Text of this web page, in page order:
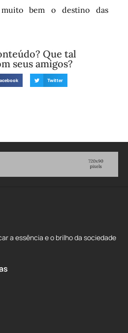
bem o destino das
Que tal
seus amigos?
Twitter
a essência e o brilho da sociedade